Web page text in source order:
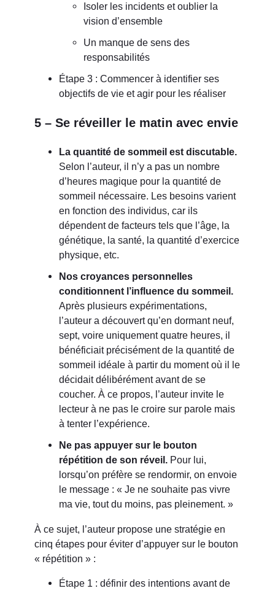
Isoler les incidents et oublier la
vision d’ensemble
Un manque de sens des
responsabilités
Étape 3 : Commencer à identifier ses
objectifs de vie et agir pour les réaliser
5 – Se réveiller le matin avec envie
La quantité de sommeil est discutable.
Selon l’auteur, il n’y a pas un nombre
d’heures magique pour la quantité de
sommeil nécessaire. Les besoins varient
en fonction des individus, car ils
dépendent de facteurs tels que l’âge, la
génétique, la santé, la quantité d’exercice
physique, etc.
Nos croyances personnelles
conditionnent l’influence du sommeil.
Après plusieurs expérimentations,
l’auteur a découvert qu’en dormant neuf,
sept, voire uniquement quatre heures, il
bénéficiait précisément de la quantité de
sommeil idéale à partir du moment où il le
décidait délibérément avant de se
coucher. À ce propos, l’auteur invite le
lecteur à ne pas le croire sur parole mais
à tenter l’expérience.
Ne pas appuyer sur le bouton
répétition de son réveil. Pour lui,
lorsqu’on préfère se rendormir, on envoie
le message : « Je ne souhaite pas vivre
ma vie, tout du moins, pas pleinement. »
À ce sujet, l’auteur propose une stratégie en
cinq étapes pour éviter d’appuyer sur le bouton
« répétition » :
Étape 1 : définir des intentions avant de